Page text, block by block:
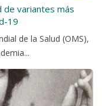
variantes más
19
de la Salud (OMS),